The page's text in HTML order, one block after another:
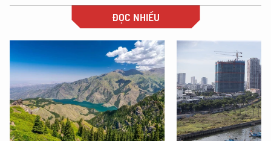
ĐỌC NHIỀU